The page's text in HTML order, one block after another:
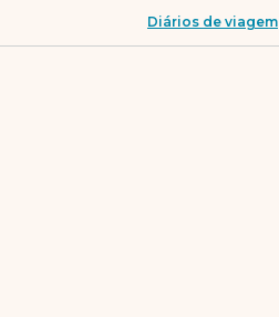
Diários de viagem